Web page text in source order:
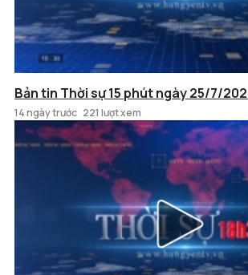
Bản tin Thời sự 15 phút ngày 25/7/
14 ngày trước 221 lượt xem